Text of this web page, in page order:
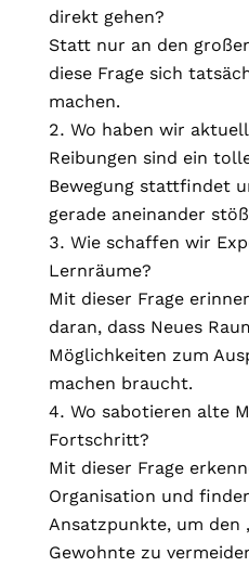
direkt gehen?
Statt nur an den
diese Frage sich
machen.
Wo haben wir
Reibungen sind ein
Bewegung stattfindet
gerade aneinander
Wie schaffen wir
Lernräume?
Mit dieser Frage
daran, dass Neues
Möglichkeiten zum
machen braucht.
Wo sabotieren alte
Fortschritt?
Mit dieser Frage
Organisation und
Ansatzpunkte, um den
Gewohnte zu